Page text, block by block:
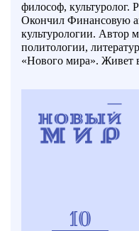
философ, культуролог.
Окончил Финансовую
культурологии. Автор
политологии,
«Нового мира». Живет
10